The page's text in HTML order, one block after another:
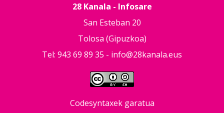
28 Kanala - Infosare
San Esteban 20
Tolosa (Gipuzkoa)
Tel: 943 69 89 35 - info@28kanala.eus
Codesyntaxek garatua